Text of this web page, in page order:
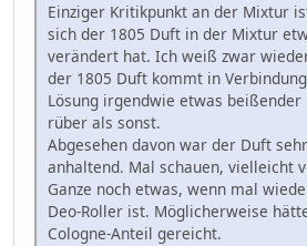
Einziger Kritikpunkt an der Mixtur
sich der 1805 Duft in der Mixtur
verändert hat. Ich weiß zwar
der 1805 Duft kommt in
Lösung irgendwie etwas
rüber als sonst.
Abgesehen davon war der Duft
anhaltend. Mal schauen, vielleicht
Ganze noch etwas, wenn mal
Deo-Roller ist. Möglicherweise
Cologne-Anteil gereicht.